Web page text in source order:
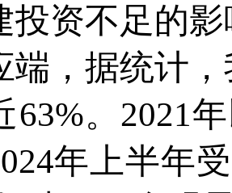
投资不足的
据统计，
63%。2021
年上半年